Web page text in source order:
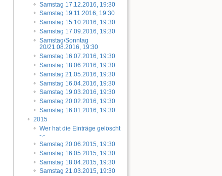
Samstag 17.12.2016, 19:30
Samstag 19.11.2016, 19:30
Samstag 15.10.2016, 19:30
Samstag 17.09.2016, 19:30
Samstag/Sonntag
20/21.08.2016, 19:30
Samstag 16.07.2016, 19:30
Samstag 18.06.2016, 19:30
Samstag 21.05.2016, 19:30
Samstag 16.04.2016, 19:30
Samstag 19.03.2016, 19:30
Samstag 20.02.2016, 19:30
Samstag 16.01.2016, 19:30
2015
Wer hat die Einträge gelöscht
-.-
Samstag 20.06.2015, 19:30
Samstag 16.05.2015, 19:30
Samstag 18.04.2015, 19:30
Samstag 21.03.2015, 19:30